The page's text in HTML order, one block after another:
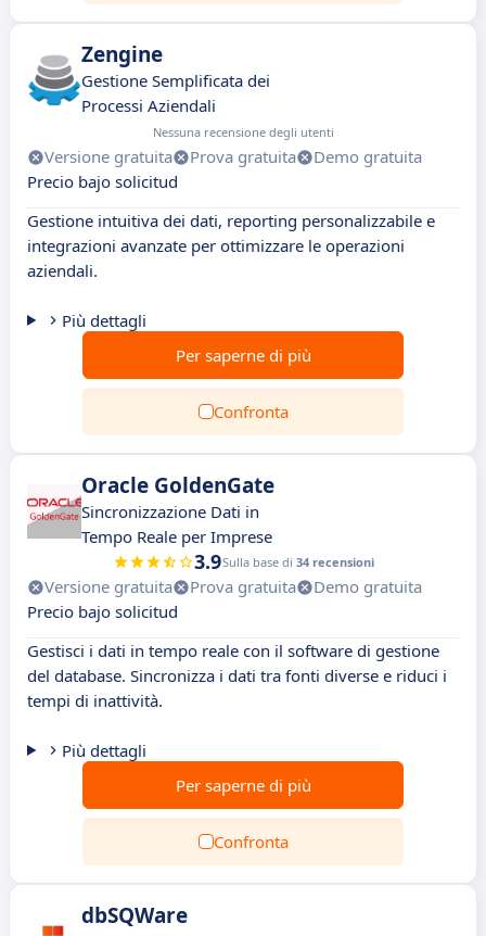
Zengine
Gestione Semplificata dei
Processi Aziendali
Nessuna recensione degli utenti
Versione gratuita Prova gratuita
Demo gratuita
Precio bajo solicitud
Gestione intuitiva dei dati, reporting personalizzabile e
integrazioni avanzate per ottimizzare le operazioni
aziendali.
Più dettagli
Per saperne di più
Confronta
Oracle GoldenGate
Sincronizzazione Dati in
Tempo Reale per Imprese
3.9Sulla base di 34 recensioni
Versione gratuita Prova gratuita
Demo gratuita
Precio bajo solicitud
Gestisci i dati in tempo reale con il software di gestione
del database. Sincronizza i dati tra fonti diverse e riduci i
tempi di inattività.
Più dettagli
Per saperne di più
Confronta
dbSQWare